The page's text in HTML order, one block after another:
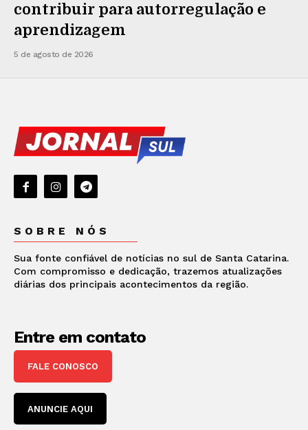
contribuir para autorregulação e
aprendizagem
5 de agosto de 2026
SOBRE NÓS
Sua fonte confiável de notícias no sul de Santa Catarina.
Com compromisso e dedicação, trazemos atualizações
diárias dos principais acontecimentos da região.
Entre em contato
FALE CONOSCO
ANUNCIE AQUI